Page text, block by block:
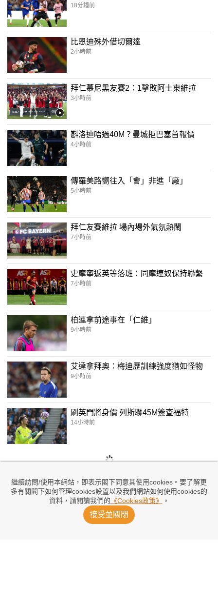
繼續訪問/使用本網站，即表示閣下同意其使用cookies。要了解更
多有關閣下如何管理cookies設置以及我們網站如何使用cookies的
資料，請閱讀我們的 《Cookies政策》 。
接受並關閉
18分鐘前
比恩迪殊外借切爾達
2小時前
拜仁慕尼黑友賽2：1擊敗阿士東維拉
3小時前
斟洛迪唔過40M？曼城拒巴塞首報價
4小時前
傳羅美路嚮往入「會」非進「廠」
5小時前
拜仁友賽維拉 場內場外氣氛熱鬧
7小時前
史摩寧返英等落班：同摩連奴保持聯繫
7小時前
柏連拿前途事在「仁維」
9小時前
艾達拿拜奧：梅迪歷訓練強度猶如怪物
9小時前
刷英門將身價 列斯聯45M簽查福特
14小時前